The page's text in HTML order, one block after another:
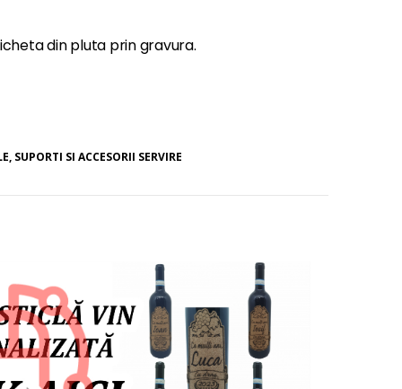
din pluta prin gravura.
SUPORTI SI ACCESORII SERVIRE